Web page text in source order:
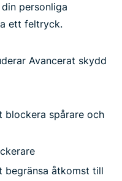
personliga
ett feltryck.
Avancerat skydd
blockera spårare och
begränsa åtkomst till